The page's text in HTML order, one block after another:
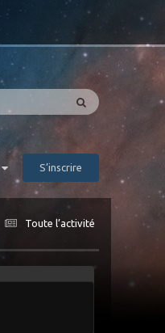
S’inscrire
Toute l’activité